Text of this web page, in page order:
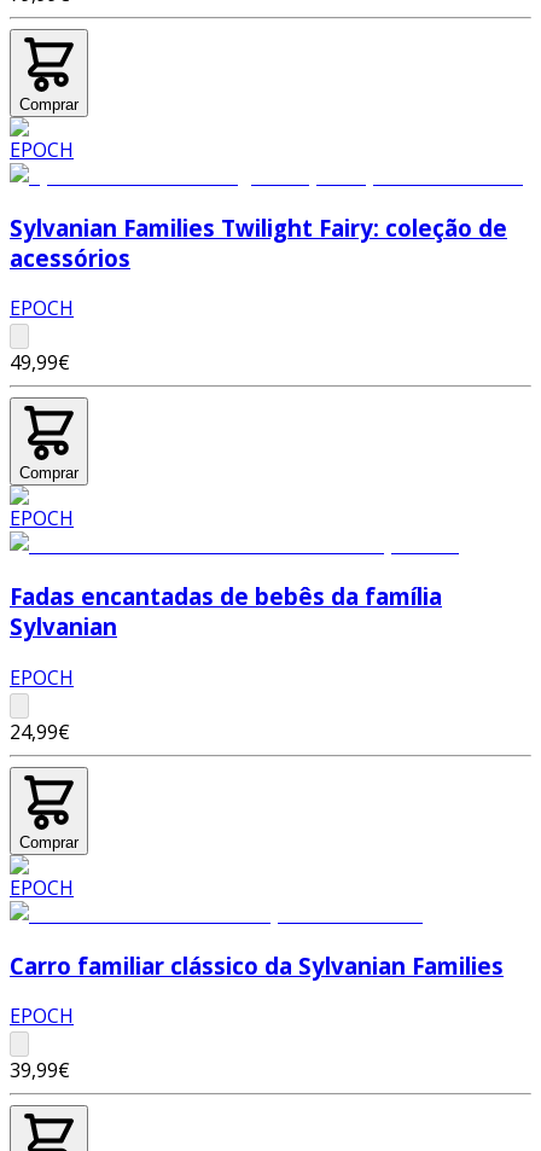
Comprar
Sylvanian Families Twilight Fairy: coleção de
acessórios
EPOCH
49,99€
Comprar
Fadas encantadas de bebês da família
Sylvanian
EPOCH
24,99€
Comprar
Carro familiar clássico da Sylvanian Families
EPOCH
39,99€